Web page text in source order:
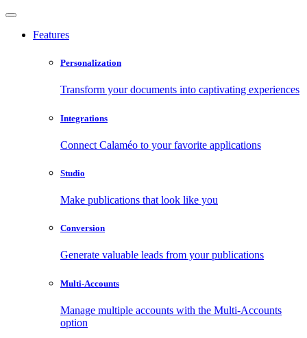
Features
Personalization
Transform your documents into captivating experiences
Integrations
Connect Calaméo to your favorite applications
Studio
Make publications that look like you
Conversion
Generate valuable leads from your publications
Multi-Accounts
Manage multiple accounts with the Multi-Accounts
option